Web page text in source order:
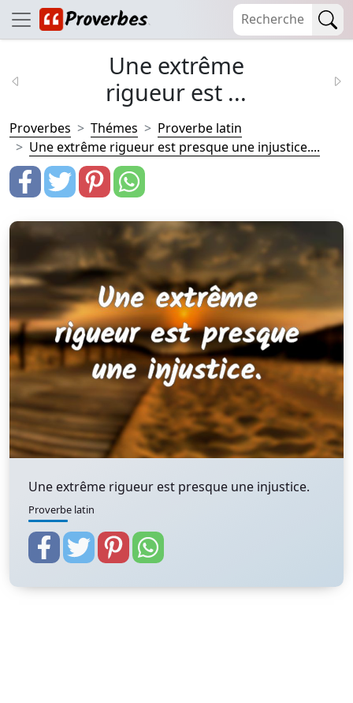
Une extrême
rigueur est ...
Proverbes Thémes
Proverbe latin
Une extrême rigueur est presque une injustice....
Une extrême rigueur est presque une injustice.
Proverbe latin